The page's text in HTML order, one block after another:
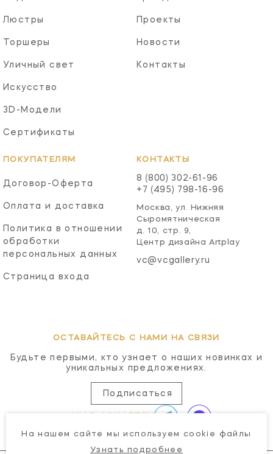
Люстры
Торшеры
Уличный свет
Искусство
3D-Модели
Сертификаты
Проекты
Новости
Контакты
ПОКУПАТЕЛЯМ
Договор-Оферта
Оплата и доставка
Политика в отношении
обработки
персональных данных
Страница входа
КОНТАКТЫ
8 (800) 302-61-96
+7 (495) 798-16-96
Москва, ул. Нижняя
Сыромятническая
д. 10, стр. 9,
Центр дизайна Artplay
vc@vcgallery.ru
ОСТАВАЙТЕСЬ С НАМИ НА СВЯЗИ
Будьте первыми, кто узнает о наших новинках и
уникальных предложениях.
Подписаться
На нашем сайте мы используем cookie файлы
Узнать подробнее